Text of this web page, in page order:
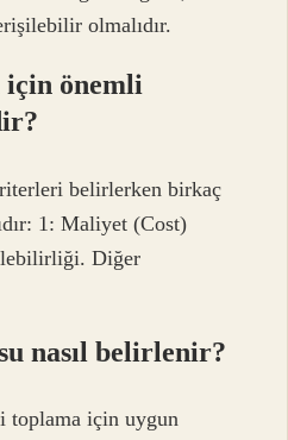
olmalıdır.
için önemli
belirlerken birkaç
1: Maliyet (Cost)
Diğer
nasıl belirlenir?
toplama için uygun